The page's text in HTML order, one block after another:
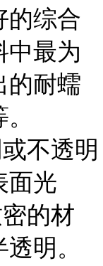
的综合
中最为
的耐蠕
不透明
面光
的材
明。